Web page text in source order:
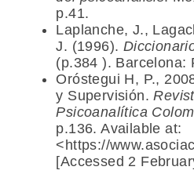
p.41.
Laplanche, J.,
J. (1996).
(p.384 ). Barcelona:
Oróstegui H, P.,
y Supervisión.
Psicoanalítica
p.136. Available at:
<https://
[Accessed 2